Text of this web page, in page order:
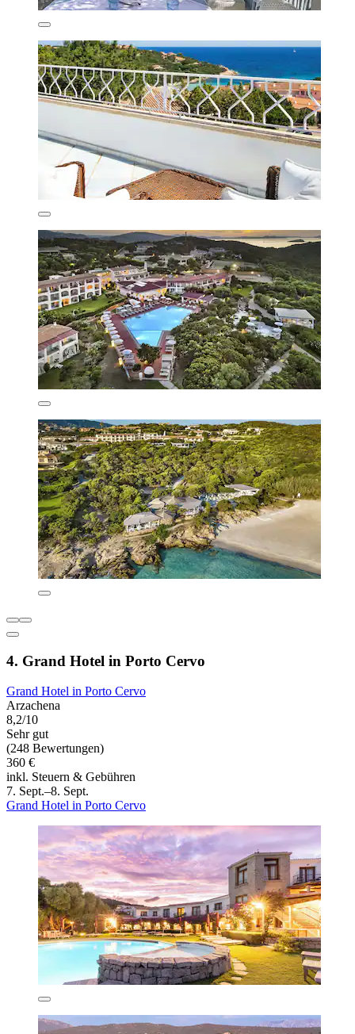
4. Grand Hotel in Porto Cervo
Grand Hotel in Porto Cervo
Arzachena
8,2/10
Sehr gut
(248 Bewertungen)
360 €
inkl. Steuern & Gebühren
7. Sept.–8. Sept.
Grand Hotel in Porto Cervo